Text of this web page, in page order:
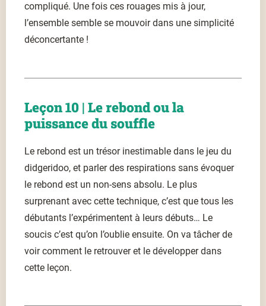
compliqué. Une fois ces rouages mis à jour,
l’ensemble semble se mouvoir dans une simplicité
déconcertante !
Leçon 10 | Le rebond ou la
puissance du souffle
Le rebond est un trésor inestimable dans le jeu du
didgeridoo, et parler des respirations sans évoquer
le rebond est un non-sens absolu. Le plus
surprenant avec cette technique, c’est que tous les
débutants l’expérimentent à leurs débuts… Le
soucis c’est qu’on l’oublie ensuite. On va tâcher de
voir comment le retrouver et le développer dans
cette leçon.